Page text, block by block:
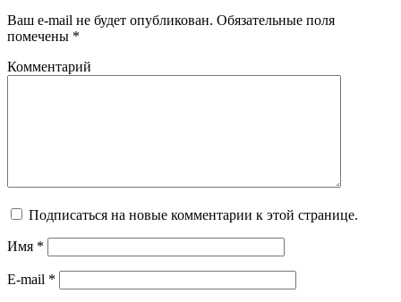
Ваш e-mail не будет опубликован. Обязательные поля
помечены *
Комментарий
Подписаться на новые комментарии к этой странице.
Имя *
E-mail *